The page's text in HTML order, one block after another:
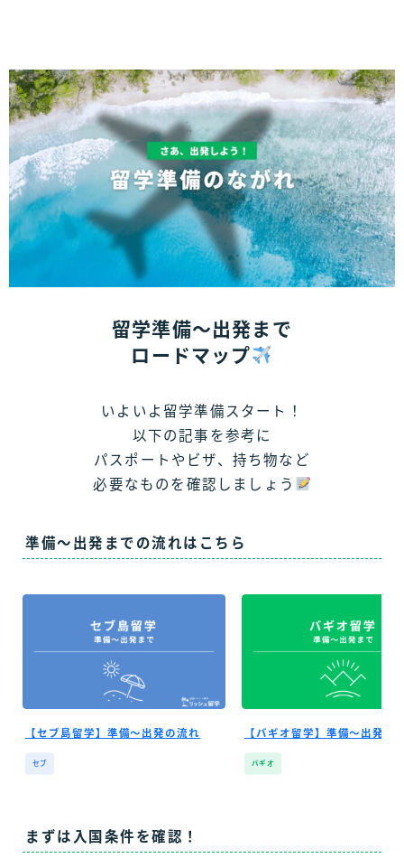
留学準備〜出発まで
ロードマップ
いよいよ留学準備スタート！
以下の記事を参考に
パスポートやビザ、持ち物など
必要なものを確認しましょう
準備〜出発までの流れはこちら
【セブ島留学】準備〜出発の流れ
セブ
【バギオ留学】準備〜出発の
バギオ
まずは入国条件を確認！